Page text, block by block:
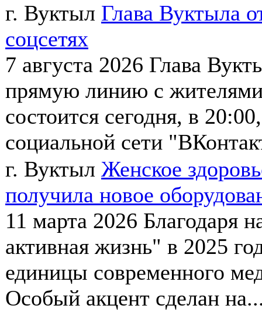
г. Вуктыл Глава Вуктыла
соцсетях
7 августа 2026 Глава
прямую линию с жителями
состоится сегодня, в
социальной сети
г. Вуктыл Женское
получила новое
11 марта 2026 Благодаря
активная жизнь" в 2025
единицы современного
Особый акцент сделан